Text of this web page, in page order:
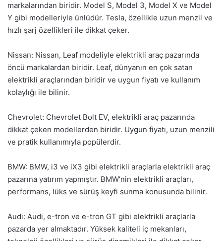
markalarından biridir. Model S, Model 3, Model X ve Model
Y gibi modelleriyle ünlüdür. Tesla, özellikle uzun menzil ve
hızlı şarj özellikleri ile dikkat çeker.
Nissan: Nissan, Leaf modeliyle elektrikli araç pazarında
öncü markalardan biridir. Leaf, dünyanın en çok satan
elektrikli araçlarından biridir ve uygun fiyatı ve kullanım
kolaylığı ile bilinir.
Chevrolet: Chevrolet Bolt EV, elektrikli araç pazarında
dikkat çeken modellerden biridir. Uygun fiyatı, uzun menzili
ve pratik kullanımıyla popülerdir.
BMW: BMW, i3 ve iX3 gibi elektrikli araçlarla elektrikli araç
pazarına yatırım yapmıştır. BMW’nin elektrikli araçları,
performans, lüks ve sürüş keyfi sunma konusunda bilinir.
Audi: Audi, e-tron ve e-tron GT gibi elektrikli araçlarla
pazarda yer almaktadır. Yüksek kaliteli iç mekanları,